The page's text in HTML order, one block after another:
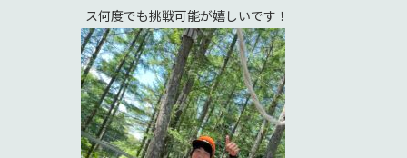
ス何度でも挑戦可能が嬉しいです！